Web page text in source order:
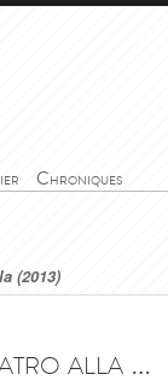
Chroniques
(2013)
La Walkyrie (L'Anneau des Nibelungen) - Teatro alla Scala (2013) - Die Walküre (Der Ring des Nibelungen) - Teatro alla Scala (2013)